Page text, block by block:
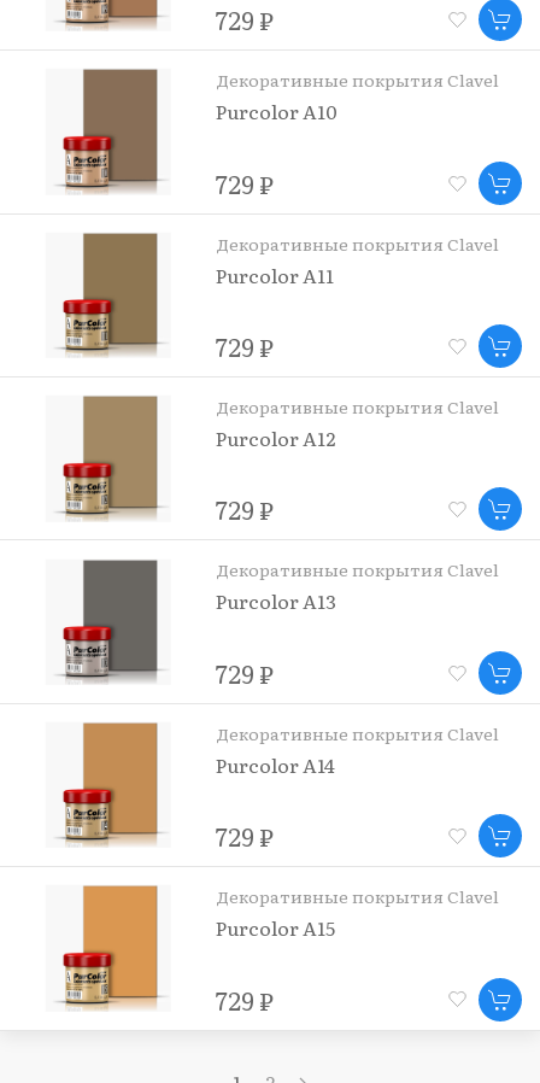
729 ₽
Декоративные покрытия Clavel
Purcolor A10
729 ₽
Декоративные покрытия Clavel
Purcolor A11
729 ₽
Декоративные покрытия Clavel
Purcolor A12
729 ₽
Декоративные покрытия Clavel
Purcolor A13
729 ₽
Декоративные покрытия Clavel
Purcolor A14
729 ₽
Декоративные покрытия Clavel
Purcolor A15
729 ₽